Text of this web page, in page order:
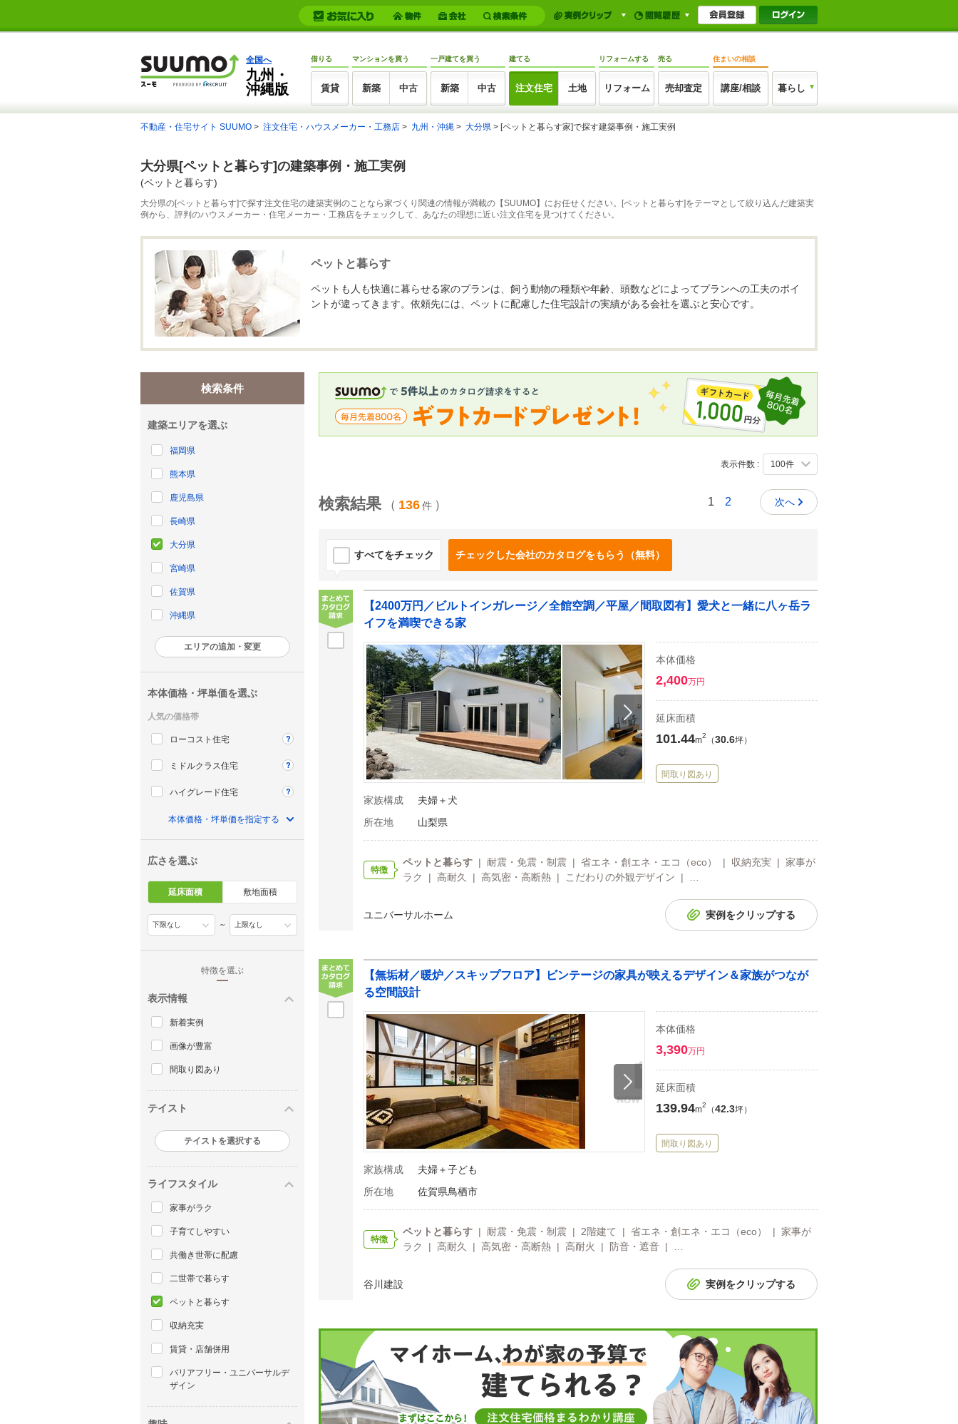
全国へ
九州・
沖縄版
借りる
賃貸
マンションを買う
新築 中古
一戸建てを買う
新築 中古
建てる
注文住宅 土地
リフォームする
リフォーム
売る
売却査定
住まいの相談
講座/相談 暮らし
不動産・住宅サイト SUUMO 注文住宅・ハウスメーカー・工務店 九州・沖縄 大分県 [ペットと暮らす家]で探す建築事例・施工実例
大分県[ペットと暮らす]の建築事例・施工実例
(ペットと暮らす)
大分県の[ペットと暮らす]で探す注文住宅の建築実例のことなら家づくり関連の情報が満載の【SUUMO】にお任せください。[ペットと暮らす]をテーマとして絞り込んだ建築実
例から、評判のハウスメーカー・住宅メーカー・工務店をチェックして、あなたの理想に近い注文住宅を見つけてください。
ペットと暮らす
ペットも人も快適に暮らせる家のプランは、飼う動物の種類や年齢、頭数などによってプランへの工夫のポイ
ントが違ってきます。依頼先には、ペットに配慮した住宅設計の実績がある会社を選ぶと安心です。
検索条件
建築エリアを選ぶ
福岡県
熊本県
鹿児島県
長崎県
大分県
宮崎県
佐賀県
沖縄県
エリアの追加・変更
本体価格・坪単価を選ぶ
人気の価格帯
ローコスト住宅
ミドルクラス住宅
ハイグレード住宅
本体価格・坪単価を指定する
広さを選ぶ
延床面積 敷地面積
～
特徴を選ぶ
表示情報
新着実例
画像が豊富
間取り図あり
テイスト
テイストを選択する
ライフスタイル
家事がラク
子育てしやすい
共働き世帯に配慮
二世帯で暮らす
ペットと暮らす
収納充実
賃貸・店舗併用
バリアフリー・ユニバーサルデ
ザイン
検索結果 （ 136件 ）
表示件数 :
1 2 次へ
すべてをチェック チェックした会社のカタログをもらう（無料）
【2400万円／ビルトインガレージ／全館空調／平屋／間取図有】愛犬と一緒に八ヶ岳ラ
イフを満喫できる家
本体価格
2,400万円
延床面積
101.44m2 （30.6坪）
間取り図あり
家族構成
夫婦＋犬
所在地
山梨県
特徴
ペットと暮らす| 耐震・免震・制震 | 省エネ・創エネ・エコ（eco） | 収納充実 | 家事が
ラク | 高耐久 | 高気密・高断熱 | こだわりの外観デザイン | …
ユニバーサルホーム 実例をクリップする
【無垢材／暖炉／スキップフロア】ビンテージの家具が映えるデザイン＆家族がつなが
る空間設計
本体価格
3,390万円
延床面積
139.94m2 （42.3坪）
間取り図あり
家族構成
夫婦＋子ども
所在地
佐賀県鳥栖市
特徴
ペットと暮らす| 耐震・免震・制震 | 2階建て | 省エネ・創エネ・エコ（eco） | 家事が
ラク | 高耐久 | 高気密・高断熱 | 高耐火 | 防音・遮音 | …
谷川建設 実例をクリップする